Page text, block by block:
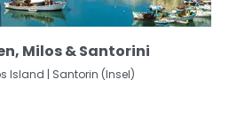
Milos & Santorini
Island | Santorin (Insel)